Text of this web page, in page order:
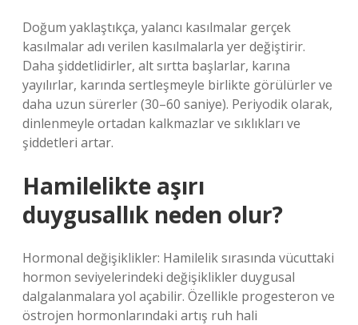
Doğum yaklaştıkça, yalancı kasılmalar gerçek
kasılmalar adı verilen kasılmalarla yer değiştirir.
Daha şiddetlidirler, alt sırtta başlarlar, karına
yayılırlar, karında sertleşmeyle birlikte görülürler ve
daha uzun sürerler (30–60 saniye). Periyodik olarak,
dinlenmeyle ortadan kalkmazlar ve sıklıkları ve
şiddetleri artar.
Hamilelikte aşırı
duygusallık neden olur?
Hormonal değişiklikler: Hamilelik sırasında vücuttaki
hormon seviyelerindeki değişiklikler duygusal
dalgalanmalara yol açabilir. Özellikle progesteron ve
östrojen hormonlarındaki artış ruh hali